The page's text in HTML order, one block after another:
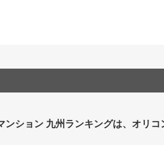
ンション 九州ランキングは、オリ